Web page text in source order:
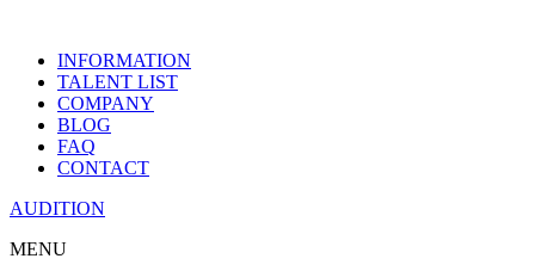
INFORMATION
TALENT LIST
COMPANY
BLOG
FAQ
CONTACT
AUDITION
MENU